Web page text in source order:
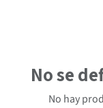
No se
No hay